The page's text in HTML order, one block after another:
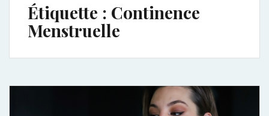
Étiquette : Continence
Menstruelle